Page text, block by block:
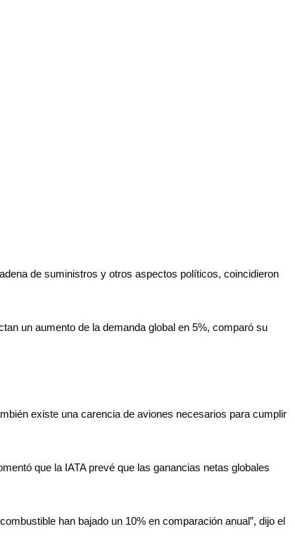
de suministros y otros aspectos políticos, coincidieron
un aumento de la demanda global en 5%, comparó su
existe una carencia de aviones necesarios para cumplir
que la IATA prevé que las ganancias netas globales
han bajado un 10% en comparación anual”, dijo el